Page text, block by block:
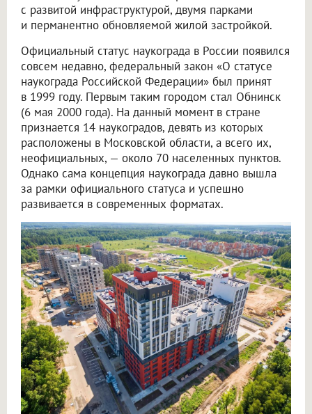
с развитой инфраструктурой, двумя парками
и перманентно обновляемой жилой застройкой.
Официальный статус наукограда в России появился
совсем недавно, федеральный закон «О статусе
наукограда Российской Федерации» был принят
в 1999 году. Первым таким городом стал Обнинск
(6 мая 2000 года). На данный момент в стране
признается 14 наукоградов, девять из которых
расположены в Московской области, а всего их,
неофициальных, — около 70 населенных пунктов.
Однако сама концепция наукограда давно вышла
за рамки официального статуса и успешно
развивается в современных форматах.